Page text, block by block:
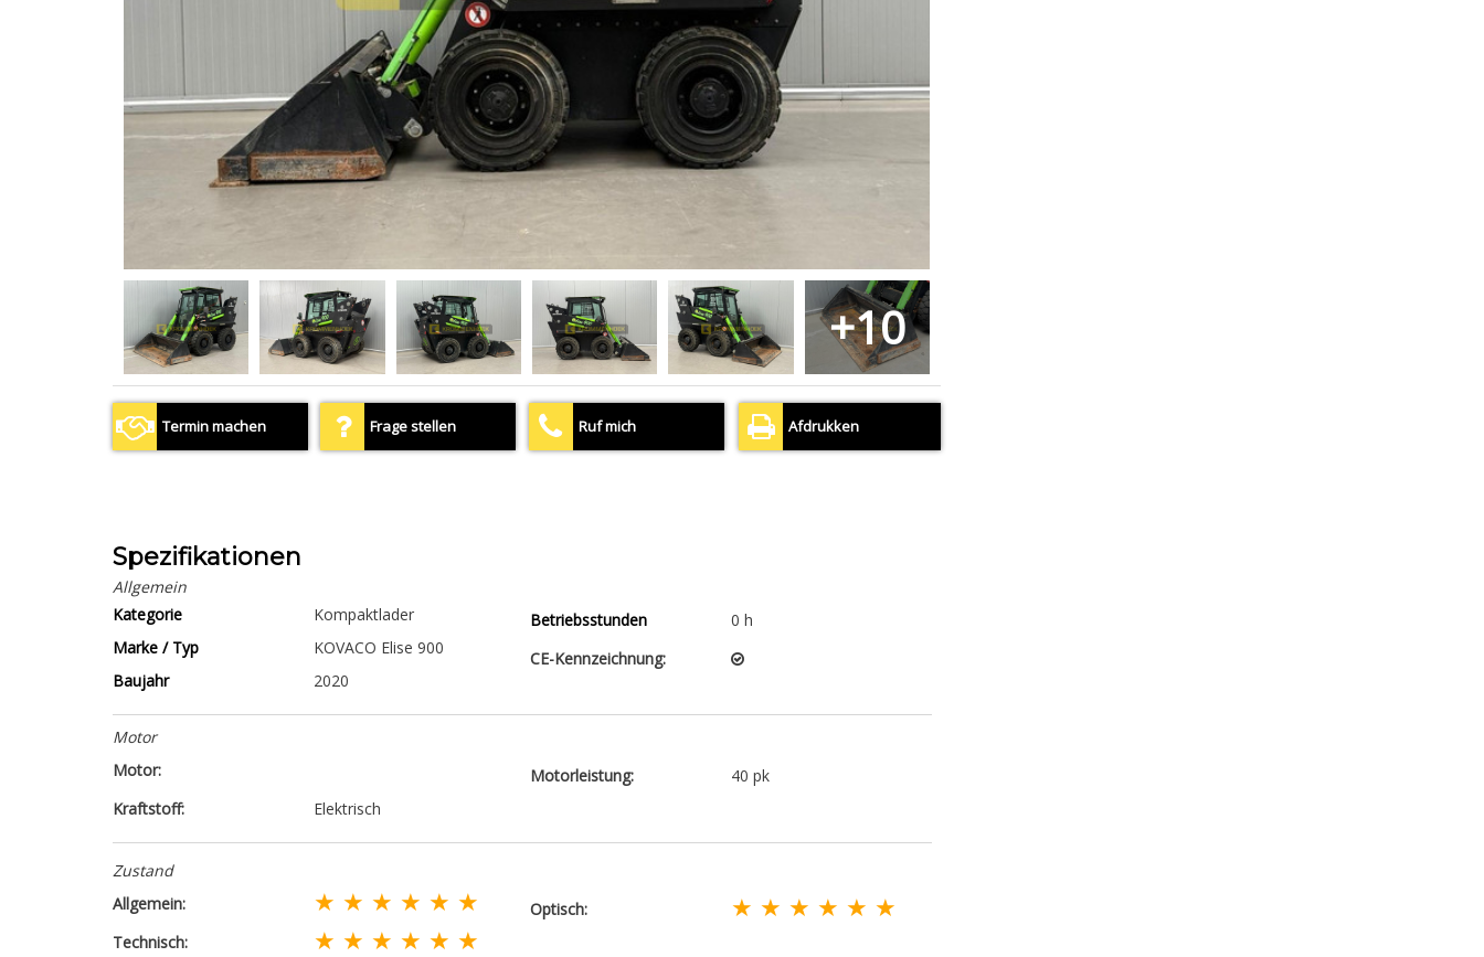
+10
Termin machen Frage stellen Ruf mich Afdrukken
Spezifikationen
Allgemein
Kategorie
Kompaktlader
Marke / Typ
KOVACO Elise 900
Baujahr
2020
Betriebsstunden
0 h
CE-Kennzeichnung:
Motor
Motor:
Kraftstoff:
Elektrisch
Motorleistung: 40 pk
Zustand
Allgemein:
★ ★ ★ ★ ★ ★
Technisch: ★ ★ ★ ★ ★ ★
Optisch: ★ ★ ★ ★ ★ ★